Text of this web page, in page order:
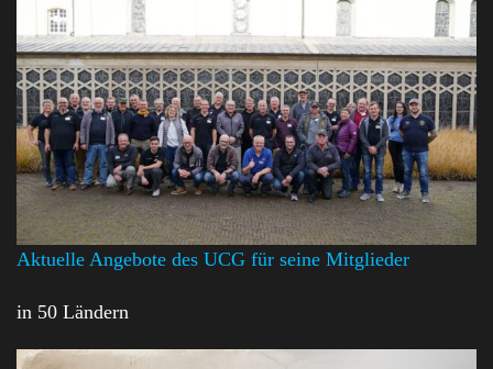
Aktuelle Angebote des UCG für seine Mitglieder
in 50 Ländern